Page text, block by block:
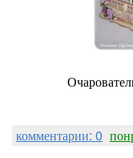
комментарии: 0